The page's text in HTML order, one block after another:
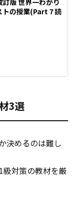
トの授業(Part 7 読
3選
決めるのは難し
級対策の教材を厳